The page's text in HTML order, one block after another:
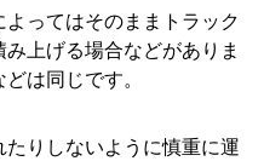
ってはそのままトラック
上げる場合などがありま
は同じです。
りしないように慎重に運